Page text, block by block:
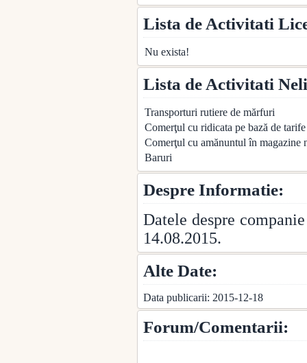
Lista de Activitati
Nu exista!
Lista de Activitati
Transporturi rutiere de mărfuri
Comerţul cu ridicata pe bază de
Comerţul cu amănuntul în magazine
Baruri
Despre Informatie:
Datele despre
14.08.2015.
Alte Date:
Data publicarii: 2015-12-18
Forum/Comentarii: